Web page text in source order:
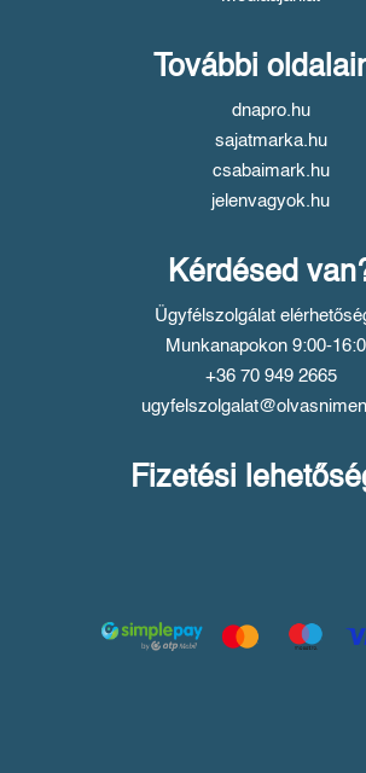
További
dnapro.hu
sajatmarka.hu
csabaimark.hu
jelenvagyok.hu
Kérdésed
Ügyfélszolgálat
Munkanapokon 9:00-
+36 70 949 2665
Fizetési